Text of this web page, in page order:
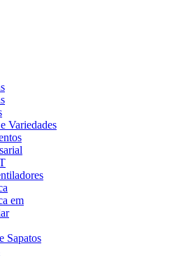
Variedades
em
Sapatos